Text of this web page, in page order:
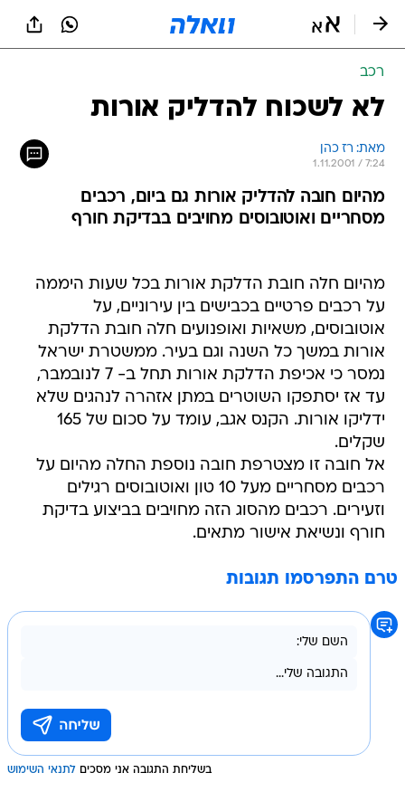
רכב
לא לשכוח להדליק אורות
מאת: רז כהן
1.11.2001 / 7:24
מהיום חובה להדליק אורות גם ביום, רכבים
מסחריים ואוטובוסים מחויבים בבדיקת חורף
מהיום חלה חובת הדלקת אורות בכל שעות היממה
על רכבים פרטיים בכבישים בין עירוניים, על
אוטובוסים, משאיות ואופנועים חלה חובת הדלקת
אורות במשך כל השנה וגם בעיר. ממשטרת ישראל
נמסר כי אכיפת הדלקת אורות תחל ב- 7 לנובמבר,
עד אז יסתפקו השוטרים במתן אזהרה לנהגים שלא
ידליקו אורות. הקנס אגב, עומד על סכום של 165
שקלים.
אל חובה זו מצטרפת חובה נוספת החלה מהיום על
רכבים מסחריים מעל 10 טון ואוטובוסים רגילים
וזעירים. רכבים מהסוג הזה מחויבים בביצוע בדיקת
חורף ונשיאת אישור מתאים.
טרם התפרסמו תגובות
בשליחת התגובה אני מסכים לתנאי השימוש